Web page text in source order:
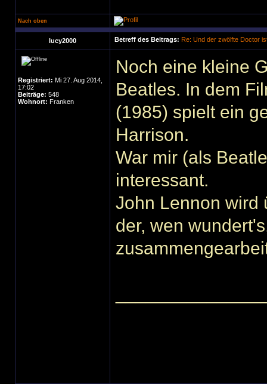
Nach oben
lucy2000 Betreff des Beitrags: Re: Und der zwölfte Doctor
Registriert: Mi 27. Aug 2014,
17:02
Beiträge: 548
Wohnort: Franken
Noch eine kleine
Beatles. In dem
(1985) spielt ein
Harrison.
War mir (als
interessant.
John Lennon wird
der, wen